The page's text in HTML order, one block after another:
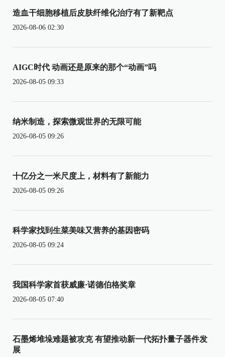
造血干细胞移植后皮肤纤维化治疗有了新靶点
2026-08-06 02:30
AIGC时代 动画还是原来的那个“动画”吗
2026-08-05 09:33
纳米制造，探索微观世界的无限可能
2026-08-05 09:26
十亿分之一米尺度上，材料有了新能力
2026-08-05 09:26
科学家找到生菜美味又营养的基因密码
2026-08-05 09:24
我国科学家首获威廉·诺德伯格奖章
2026-08-05 07:40
石墨烯堆垛难题被攻克 有望推动新一代拓扑量子器件发
展